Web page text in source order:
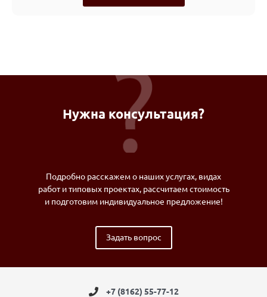
Нужна консультация?
Подробно расскажем о наших услугах, видах
работ и типовых проектах, рассчитаем стоимость
и подготовим индивидуальное предложение!
Задать вопрос
+7 (8162) 55-77-12